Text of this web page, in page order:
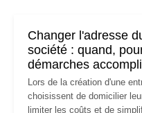
Changer l'adresse
société : quand,
démarches
Lors de la création d'une
choisissent de domicilier
limiter les coûts et de